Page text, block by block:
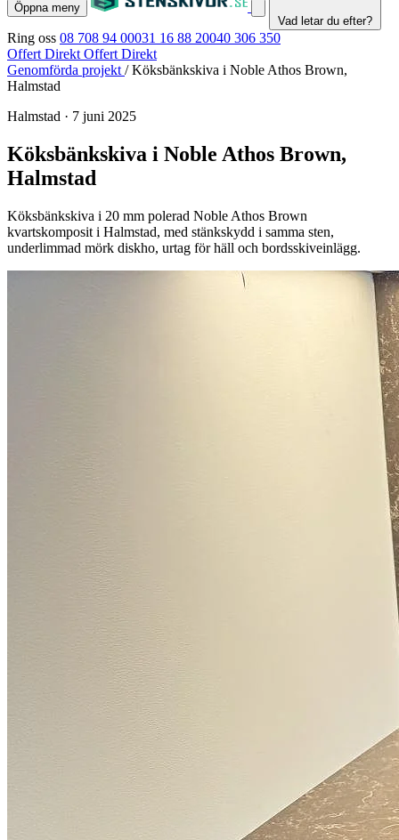
Öppna meny
Vad letar du efter?
Ring oss 08 708 94 00031 16 88 20040 306 350
Offert Direkt Offert Direkt
Genomförda projekt / Köksbänkskiva i Noble Athos Brown,
Halmstad
Halmstad · 7 juni 2025
Köksbänkskiva i Noble Athos Brown,
Halmstad
Köksbänkskiva i 20 mm polerad Noble Athos Brown
kvartskomposit i Halmstad, med stänkskydd i samma sten,
underlimmad mörk diskho, urtag för häll och bordsskiveinlägg.